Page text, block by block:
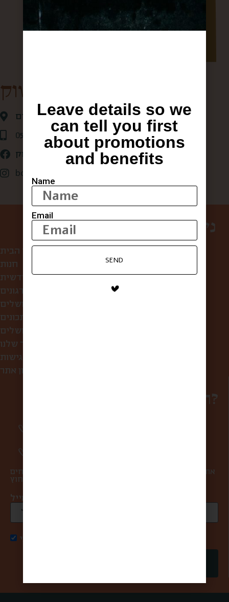
קופסא מהשוק
אגריפס 28 ,ירושלים
0507875684
קופסא מהשוק
box_from_jerusalem
ניווט באתר
עמוד הבית
חנות
קופסת הפתעה חודשית
לחברות ולארגונים
סיורי אוכל בירושלים
מתכונים
הסיפור שלנו
הצהרת נגישות
תקנון אתר
רוצים להפוך למשפחה?
אתם במקום הראשון בשבילנו, ולכן אנחנו אף פעם לא שולחים
אני מאשר/ת קבלת דואר פרסומי
Leave details so we
can tell you first
about promotions
and benefits
Name
Email
SEND